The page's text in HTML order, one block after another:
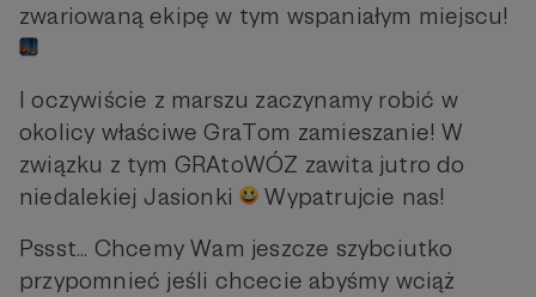
zwariowaną ekipę w tym wspaniałym miejscu!
I oczywiście z marszu zaczynamy robić w
okolicy właściwe GraTom zamieszanie! W
związku z tym GRAtoWÓZ zawita jutro do
niedalekiej Jasionki
Wypatrujcie nas!
Pssst... Chcemy Wam jeszcze szybciutko
przypomnieć jeśli chcecie abyśmy wciąż